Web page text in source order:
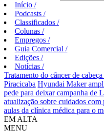
Início /
Podcasts /
Classificados /
Colunas /
Empregos /
Guia Comercial /
Edições /
Notícias /
Tratamento do câncer de
Piracicaba Hyundai Maker
pede para deixar campanha de
atualização sobre cuidados com
aulas da clínica médica para o
EM ALTA
MENU